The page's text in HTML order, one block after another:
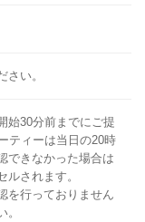
い。
始30分前までにご提
ティーは当日の20時
できなかった場合は
ルされます。
を行っておりません